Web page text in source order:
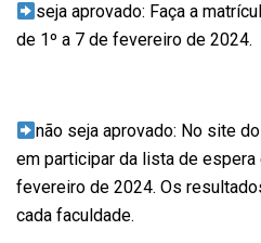
seja aprovado: Faça a
de 1º a 7 de fevereiro de 2024.
não seja aprovado: No site
em participar da lista de
fevereiro de 2024. Os
cada faculdade.